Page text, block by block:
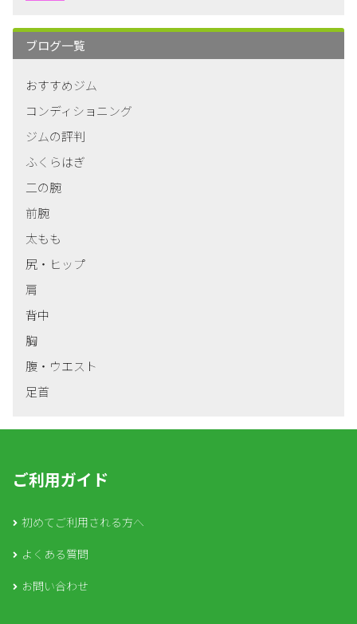
ブログ一覧
おすすめジム
コンディショニング
ジムの評判
ふくらはぎ
二の腕
前腕
太もも
尻・ヒップ
肩
背中
胸
腹・ウエスト
足首
ご利用ガイド
初めてご利用される方へ
よくある質問
お問い合わせ